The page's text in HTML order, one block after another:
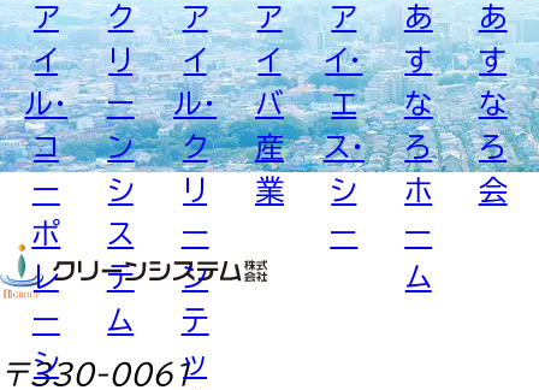
ア
イ
ル・
コ
ー
ポ
レ
ー
シ
ク
リ
ー
ン
シ
ス
テ
ム
ア
イ
ル・
ク
リ
ー
ン
テ
ッ
ア
イ
バ
産
業
ア
イ・
エ
ス・
シ
ー
あ
す
な
ろ
ホ
ー
ム
あ
す
な
ろ
会
〒330-0061